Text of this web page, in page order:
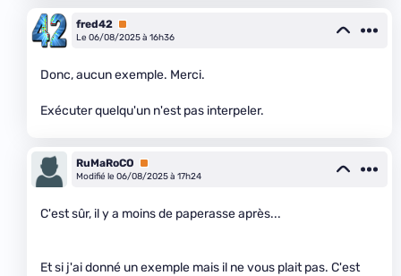
fred42 Premium
Le 06/08/2025 à 16h36
Donc, aucun exemple. Merci.
Exécuter quelqu'un n'est pas interpeler.
RuMaRoCO
Premium
Modifié le 06/08/2025 à 17h24
C'est sûr, il y a moins de paperasse après...
Et si j'ai donné un exemple mais il ne vous plait pas. C'est